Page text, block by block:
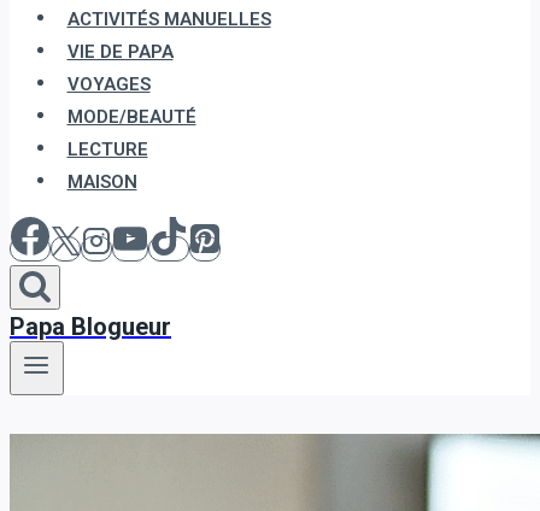
ACTIVITÉS MANUELLES
VIE DE PAPA
VOYAGES
MODE/BEAUTÉ
LECTURE
MAISON
Papa Blogueur